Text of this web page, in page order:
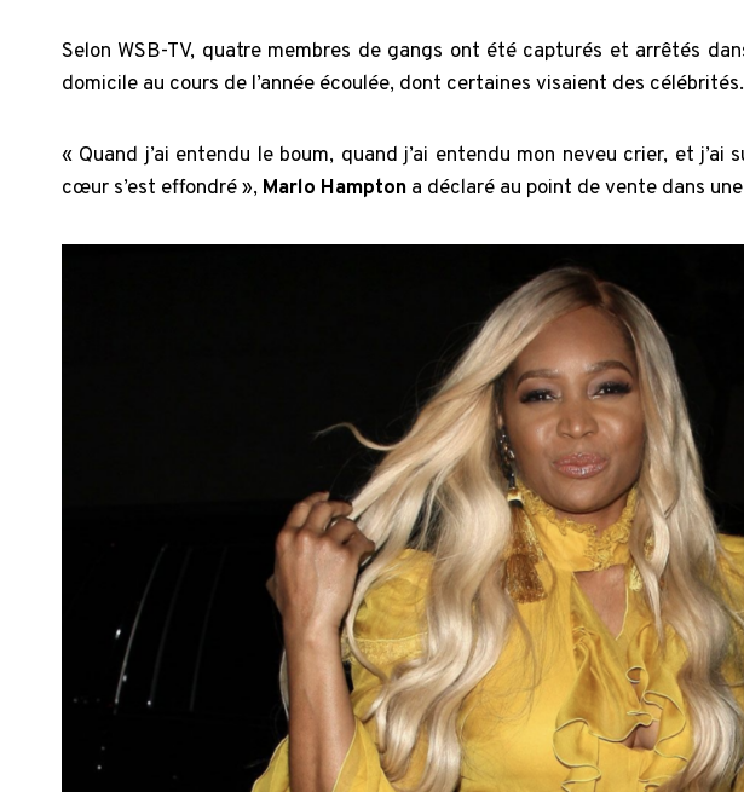
Selon WSB-TV, quatre membres de gangs ont été capturés et arrêtés
domicile au cours de l’année écoulée, dont certaines visaient des célébrités.
« Quand j’ai entendu le boum, quand j’ai entendu mon neveu crier, et
cœur s’est effondré », Marlo Hampton a déclaré au point de vente dans